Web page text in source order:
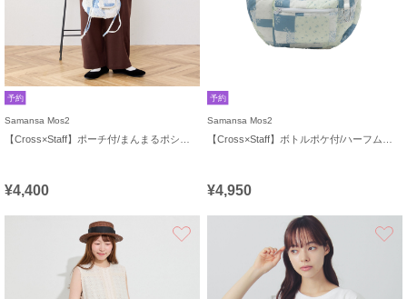
予約
Samansa Mos2
¥4,400
予約
Samansa Mos2
¥4,950